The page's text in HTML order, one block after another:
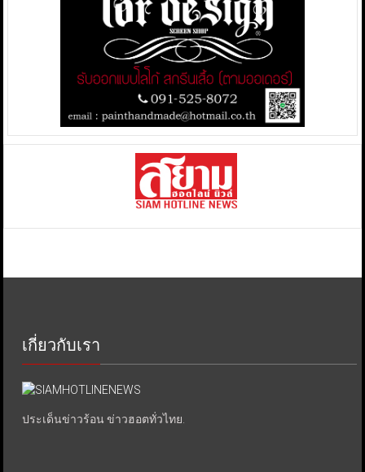
เกี่ยวกับเรา
ประเด็นข่าวร้อน ข่าวฮอตทั่วไทย.